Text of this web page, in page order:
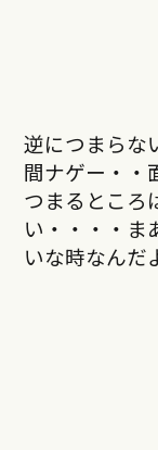
逆につまらな
間ナゲー・・
つまるところ
い・・・・ま
いな時なんだ